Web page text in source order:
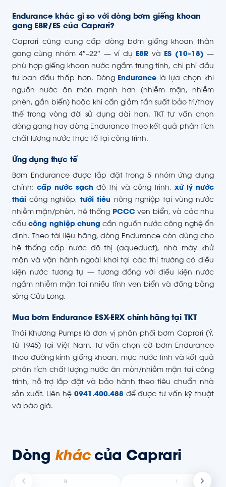
Endurance khác gì so với dòng bơm giếng khoan
gang E8R/ES của Caprari?
Caprari cũng cung cấp dòng bơm giếng khoan thân
gang cùng nhóm 4″–22″ — ví dụ E8R và ES (10–18) —
phù hợp giếng khoan nước ngầm trung tính, chi phí đầu
tư ban đầu thấp hơn. Dòng Endurance là lựa chọn khi
nguồn nước ăn mòn mạnh hơn (nhiễm mặn, nhiễm
phèn, gần biển) hoặc khi cần giảm tần suất bảo trì/thay
thế trong vòng đời sử dụng dài hạn. TKT tư vấn chọn
dòng gang hay dòng Endurance theo kết quả phân tích
chất lượng nước thực tế tại công trình.
Ứng dụng thực tế
Bơm Endurance được lắp đặt trong 5 nhóm ứng dụng
chính:cấp nước sạch đô thị và công trình, xử lý nước
thải công nghiệp,tưới tiêu
nông nghiệp tại vùng nước
nhiễm mặn/phèn, hệ thống PCCC ven biển, và các nhu
cầucông nghiệp chung cần nguồn nước công nghệ ổn
định. Theo tài liệu hãng, dòng Endurance còn dùng cho
hệ thống cấp nước đô thị (aqueduct), nhà máy khử
mặn và vận hành ngoài khơi tại các thị trường có điều
kiện nước tương tự — tương đồng với điều kiện nước
ngầm nhiễm mặn tại nhiều tỉnh ven biển và đồng bằng
sông Cửu Long.
Mua bơm Endurance ESX-ERX chính hãng tại TKT
Thái Khương Pumps là đơn vị phân phối bơm Caprari (Ý,
từ 1945) tại Việt Nam, tư vấn chọn cỡ bơm Endurance
theo đường kính giếng khoan, mực nước tĩnh và kết quả
phân tích chất lượng nước ăn mòn/nhiễm mặn tại công
trình, hỗ trợ lắp đặt và bảo hành theo tiêu chuẩn nhà
sản xuất. Liên hệ 0941.400.488 để được tư vấn kỹ thuật
và báo giá.
Dòng kháccủa Caprari